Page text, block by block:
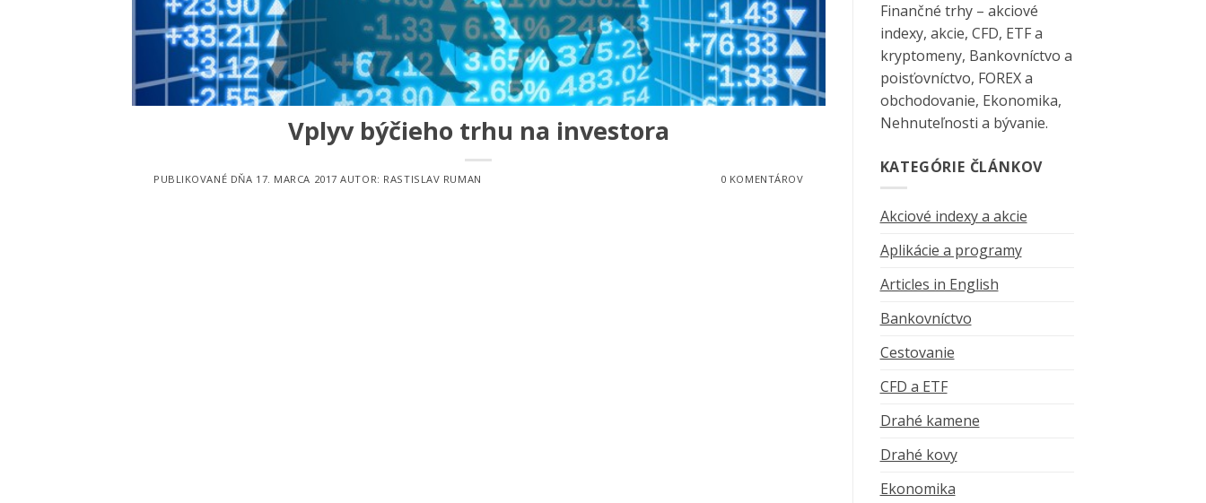
Vplyv býčieho trhu na investora
PUBLIKOVANÉ DŇA 17. MARCA 2017 AUTOR: RASTISLAV RUMAN 0 KOMENTÁROV
Finančné trhy – akciové
indexy, akcie, CFD, ETF a
kryptomeny, Bankovníctvo a
poisťovníctvo, FOREX a
obchodovanie, Ekonomika,
Nehnuteľnosti a bývanie.
KATEGÓRIE ČLÁNKOV
Akciové indexy a akcie
Aplikácie a programy
Articles in English
Bankovníctvo
Cestovanie
CFD a ETF
Drahé kamene
Drahé kovy
Ekonomika